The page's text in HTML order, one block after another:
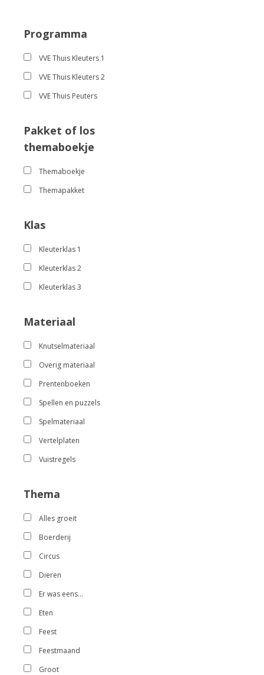
Programma
VVE Thuis Kleuters 1
VVE Thuis Kleuters 2
VVE Thuis Peuters
Pakket of los
themaboekje
Themaboekje
Themapakket
Klas
Kleuterklas 1
Kleuterklas 2
Kleuterklas 3
Materiaal
Knutselmateriaal
Overig materiaal
Prentenboeken
Spellen en puzzels
Spelmateriaal
Vertelplaten
Vuistregels
Thema
Alles groeit
Boerderij
Circus
Dieren
Er was eens…
Eten
Feest
Feestmaand
Groot